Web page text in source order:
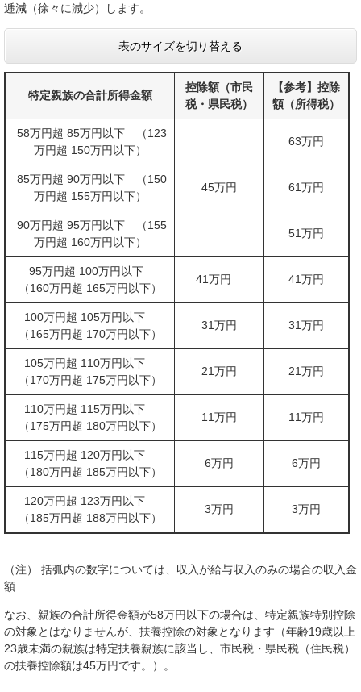
逓減（徐々に減少）します。
表のサイズを切り替える
特定親族の合計所得金額
控除額（市民
税・県民税）
【参考】控除
額（所得税）
58万円超 85万円以下 （123
万円超 150万円以下）
45万円
63万円
85万円超 90万円以下 （150
万円超 155万円以下）
61万円
90万円超 95万円以下 （155
万円超 160万円以下）
51万円
95万円超 100万円以下
（160万円超 165万円以下）
41万円 41万円
100万円超 105万円以下
（165万円超 170万円以下）
31万円 31万円
105万円超 110万円以下
（170万円超 175万円以下）
21万円 21万円
110万円超 115万円以下
（175万円超 180万円以下）
11万円 11万円
115万円超 120万円以下
（180万円超 185万円以下）
6万円 6万円
120万円超 123万円以下
（185万円超 188万円以下）
3万円 3万円
（注） 括弧内の数字については、収入が給与収入のみの場合の収入金
額
なお、親族の合計所得金額が58万円以下の場合は、特定親族特別控除
の対象とはなりませんが、扶養控除の対象となります（年齢19歳以上
23歳未満の親族は特定扶養親族に該当し、市民税・県民税（住民税）
の扶養控除額は45万円です。）。